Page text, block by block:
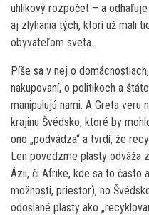
uhlíkový rozpočet – a
aj zlyhania tých, ktorí už mali
obyvateľom sveta.
Píše sa v nej o
nakupovaní, o politikoch a
manipulujú nami. A Greta veru
krajinu Švédsko, ktoré by
ono „podvádza“ a tvrdí, že
Len povedzme plasty odváža
Ázii, či Afrike, kde sa to často
možnosti, priestor), no
odoslané plasty ako